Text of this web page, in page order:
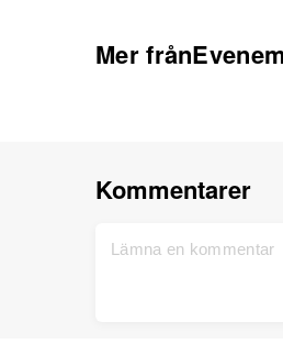
Mer
Kommentarer